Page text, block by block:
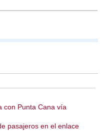
con Punta Cana vía
pasajeros en el enlace